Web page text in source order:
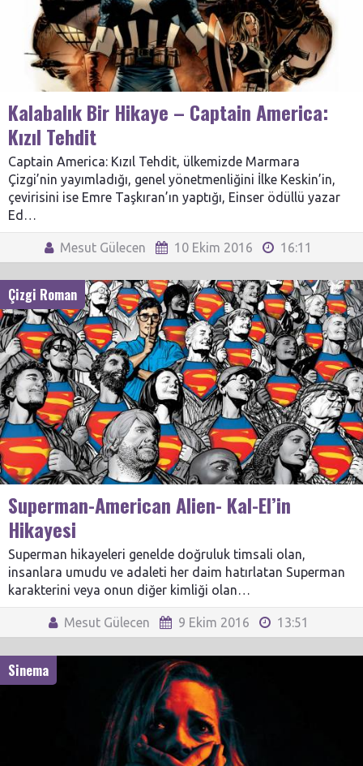
Kalabalık Bir Hikaye – Captain America:
Kızıl Tehdit
Captain America: Kızıl Tehdit, ülkemizde Marmara
Çizgi’nin yayımladığı, genel yönetmenliğini İlke Keskin’in,
çevirisini ise Emre Taşkıran’ın yaptığı, Einser ödüllü yazar
Ed…
Mesut Gülecen 10 Ekim 2016 16:11
Çizgi Roman
Superman-American Alien- Kal-El’in
Hikayesi
Superman hikayeleri genelde doğruluk timsali olan,
insanlara umudu ve adaleti her daim hatırlatan Superman
karakterini veya onun diğer kimliği olan…
Mesut Gülecen 9 Ekim 2016 13:51
Sinema